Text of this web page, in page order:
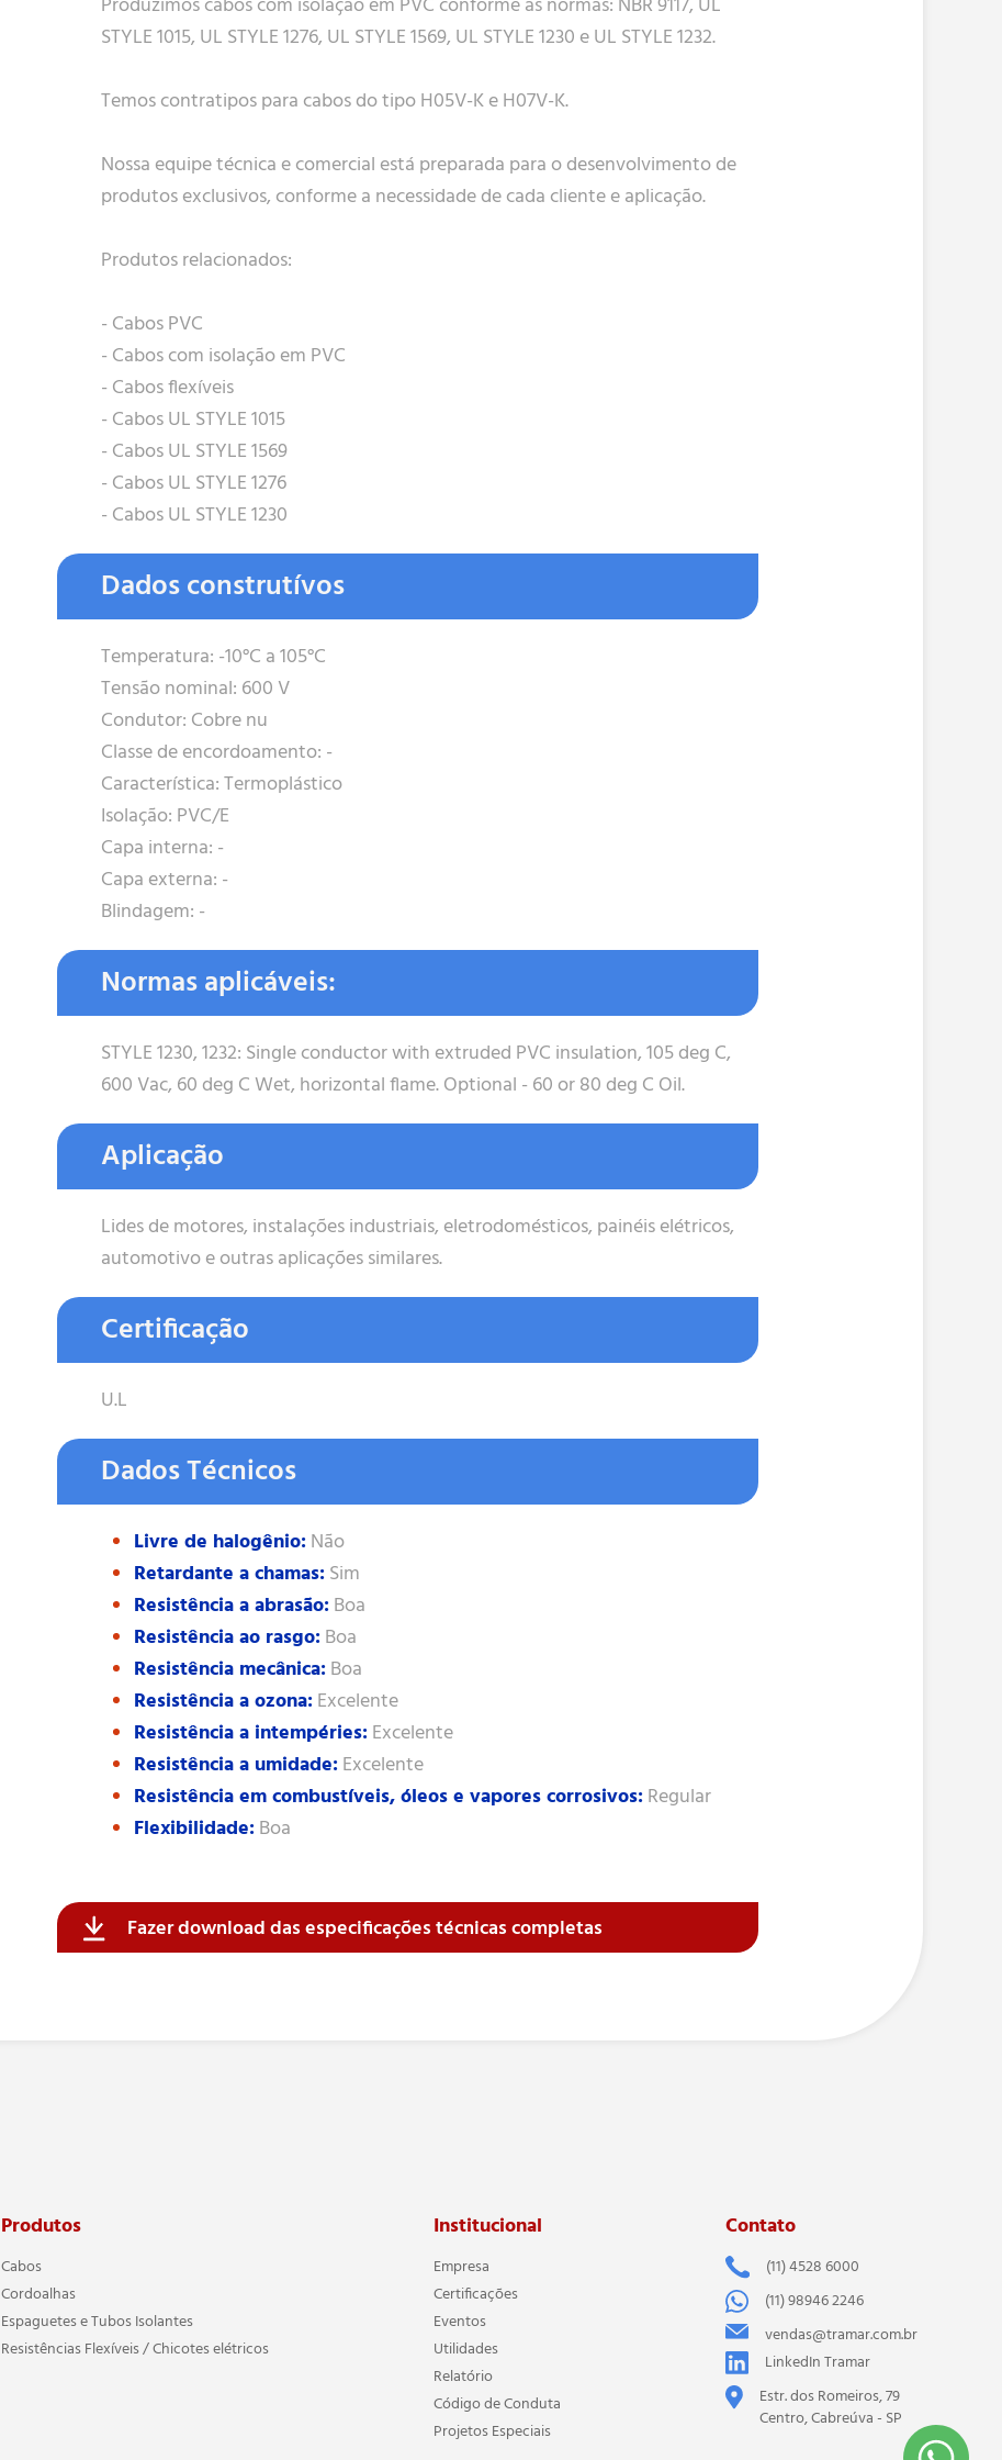
STYLE 1015, UL STYLE 1276, UL STYLE 1569, UL STYLE 1230 e UL STYLE 1232.
Temos contratipos para cabos do tipo H05V-K e H07V-K.
Nossa equipe técnica e comercial está preparada para o desenvolvimento de
produtos exclusivos, conforme a necessidade de cada cliente e aplicação.
Produtos relacionados:
- Cabos PVC
- Cabos com isolação em PVC
- Cabos flexíveis
- Cabos UL STYLE 1015
- Cabos UL STYLE 1569
- Cabos UL STYLE 1276
- Cabos UL STYLE 1230
Dados construtívos
Temperatura: -10°C a 105°C
Tensão nominal: 600 V
Condutor: Cobre nu
Classe de encordoamento: -
Característica: Termoplástico
Isolação: PVC/E
Capa interna: -
Capa externa: -
Blindagem: -
Normas aplicáveis:
STYLE 1230, 1232: Single conductor with extruded PVC insulation, 105 deg C,
600 Vac, 60 deg C Wet, horizontal flame. Optional - 60 or 80 deg C Oil.
Aplicação
Lides de motores, instalações industriais, eletrodomésticos, painéis elétricos,
automotivo e outras aplicações similares.
Certificação
U.L
Dados Técnicos
Livre de halogênio:Não
Retardante a chamas:Sim
Resistência a abrasão:Boa
Resistência ao rasgo:Boa
Resistência mecânica:Boa
Resistência a ozona:Excelente
Resistência a intempéries:Excelente
Resistência a umidade:Excelente
Resistência em combustíveis, óleos e vapores corrosivos:Regular
Flexibilidade:Boa
Fazer download das especificações técnicas completas
Produtos
Cabos
Cordoalhas
Espaguetes e Tubos Isolantes
Resistências Flexíveis / Chicotes elétricos
Institucional
Empresa
Certificações
Eventos
Utilidades
Relatório
Código de Conduta
Projetos Especiais
Contato
(11) 4528 6000
(11) 98946 2246
vendas@tramar.com.br
LinkedIn Tramar
Estr. dos Romeiros, 79
Centro, Cabreúva - SP